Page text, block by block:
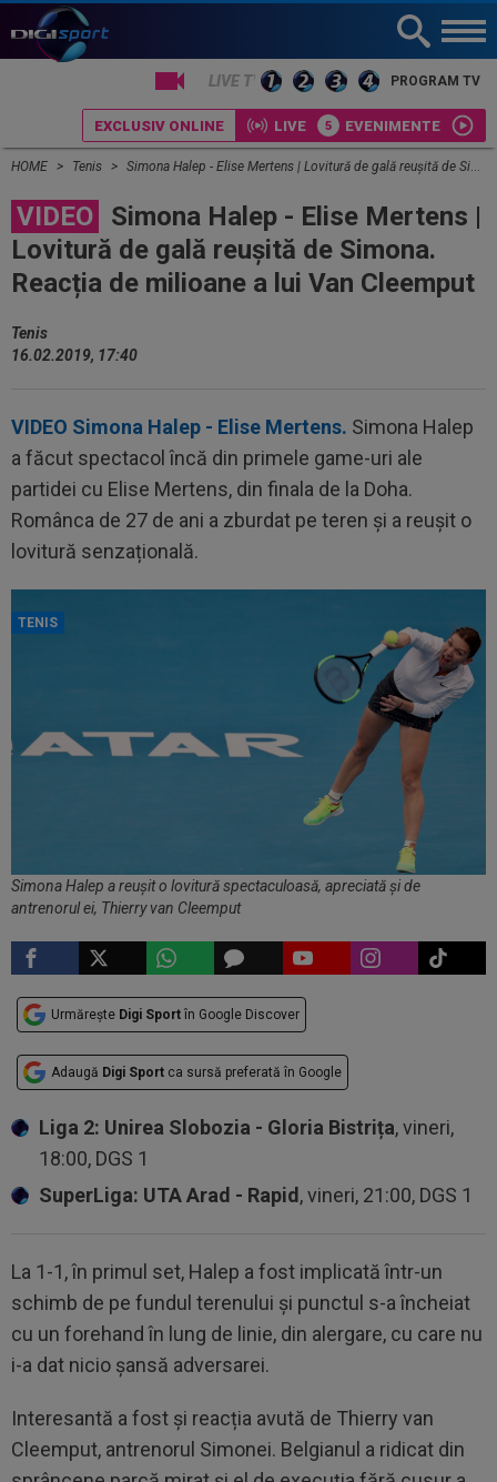
LIVE TV PROGRAM TV
EXCLUSIV ONLINE LIVE EVENIMENTE
HOME Tenis Simona Halep - Elise Mertens | Lovitură de gală reușită de Simona. Reacția de milioane a lui Van Cleemput
VIDEO
Simona Halep - Elise Mertens |
Lovitură de gală reușită de Simona.
Reacția de milioane a lui Van Cleemput
Tenis
16.02.2019, 17:40
VIDEO Simona Halep - Elise Mertens. Simona Halep
a făcut spectacol încă din primele game-uri ale
partidei cu Elise Mertens, din finala de la Doha.
Românca de 27 de ani a zburdat pe teren și a reușit o
lovitură senzațională.
TENIS
Simona Halep a reușit o lovitură spectaculoasă, apreciată și de
antrenorul ei, Thierry van Cleemput
Urmărește Digi Sport în Google Discover
Adaugă Digi Sport ca sursă preferată în Google
Liga 2: Unirea Slobozia - Gloria Bistrița, vineri,
18:00, DGS 1
SuperLiga: UTA Arad - Rapid, vineri, 21:00, DGS 1
La 1-1, în primul set, Halep a fost implicată într-un
schimb de pe fundul terenului și punctul s-a încheiat
cu un forehand în lung de linie, din alergare, cu care nu
i-a dat nicio șansă adversarei.
Interesantă a fost și reacția avută de Thierry van
Cleemput, antrenorul Simonei. Belgianul a ridicat din